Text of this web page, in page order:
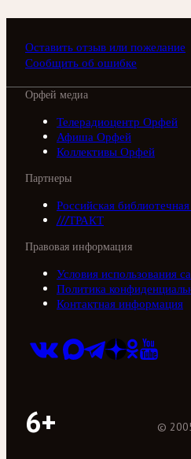
Оставить отзыв или пожелание
Сообщить об ошибке
Орфей медиа
Телерадиоцентр Орфей
Афиша Орфей
Коллективы Орфей
Партнеры
Российская
///ТРАКТ
Правовая информация
Условия использования
Политика
Контактная информация
6+ ©